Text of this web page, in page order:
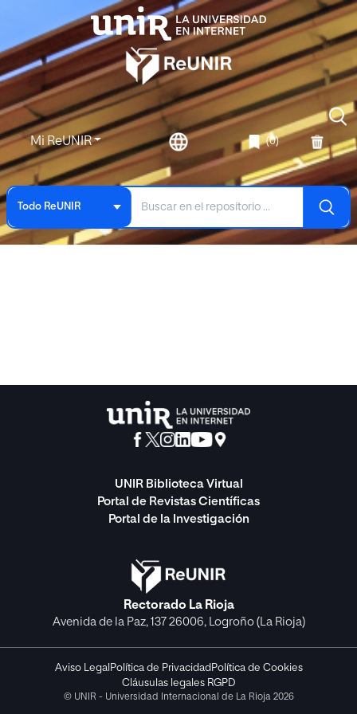
Mi ReUNIR (0)
Todo ReUNIR
UNIR Biblioteca Virtual
Portal de Revistas Científicas
Portal de la Investigación
Rectorado La Rioja
Avenida de la Paz, 137 26006, Logroño (La Rioja)
Aviso Legal Política de Privacidad Política de Cookies
Cláusulas legales RGPD
© UNIR - Universidad Internacional de La Rioja 2026